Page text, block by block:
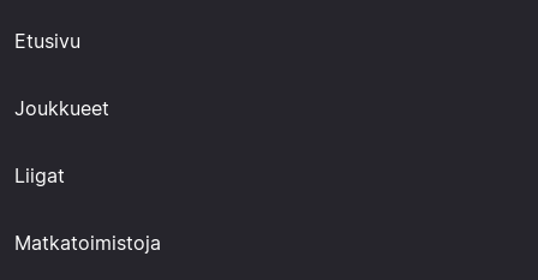
Etusivu
Joukkueet
Liigat
Matkatoimistoja